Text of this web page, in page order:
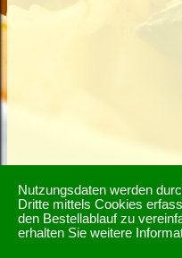
Nutzungsdaten werden
Dritte mittels Cookies
den Bestellablauf zu
erhalten Sie weitere